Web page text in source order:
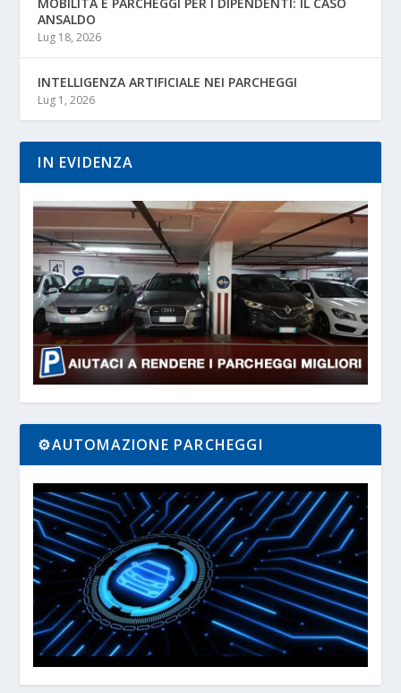
ANSALDO
Lug 18, 2026
INTELLIGENZA ARTIFICIALE NEI PARCHEGGI
Lug 1, 2026
IN EVIDENZA
⚙️AUTOMAZIONE PARCHEGGI